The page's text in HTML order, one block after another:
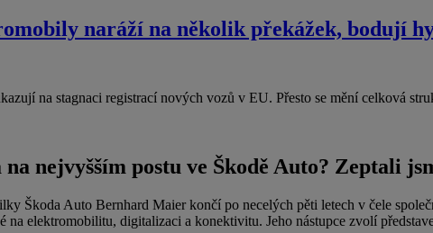
naráží na několik překážek, bodují
na stagnaci registrací nových vozů v EU. Přesto se mění celková
nejvyšším postu ve Škodě Auto? Zeptali
Škoda Auto Bernhard Maier končí po necelých pěti letech v čele
na elektromobilitu, digitalizaci a konektivitu. Jeho nástupce zvolí